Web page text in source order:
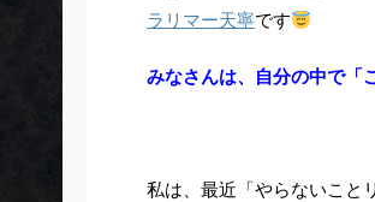
ラリマー天寧です
みなさんは、自分の中で「
私は、最近「やらないこと